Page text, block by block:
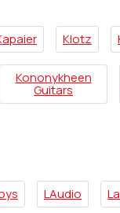
Klotz
Kononykheen
Guitars
LAudio